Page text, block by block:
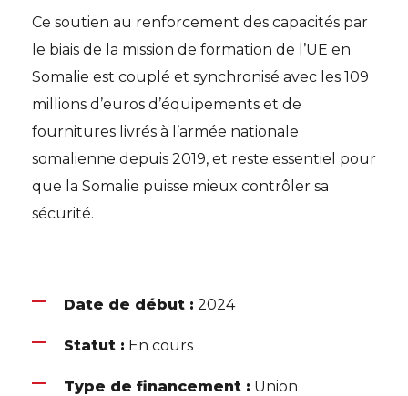
Ce soutien au renforcement des capacités par
le biais de la mission de formation de l’UE en
Somalie est couplé et synchronisé avec les 109
millions d’euros d’équipements et de
fournitures livrés à l’armée nationale
somalienne depuis 2019, et reste essentiel pour
que la Somalie puisse mieux contrôler sa
sécurité.
Date de début : 2024
Statut : En cours
Type de financement : Union